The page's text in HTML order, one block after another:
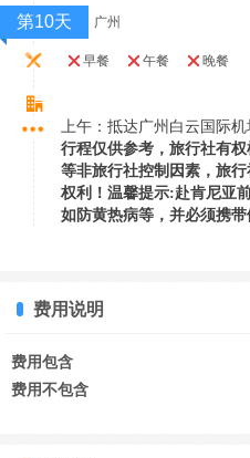
第10天 广州
早餐 午餐 晚餐
上午：抵达广州白云国际机
行程仅供参考，旅行社有
等非旅行社控制因素，旅
权利！ 温馨提示:赴肯尼亚
如防黄热病等，并必须携带
费用说明
费用包含
费用不包含